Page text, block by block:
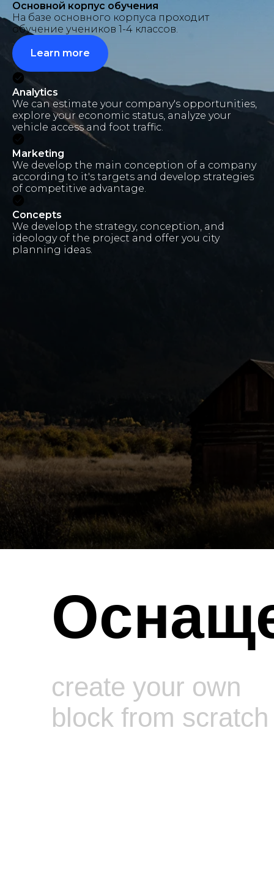
Основной корпус обучения
На базе основного корпуса проходит
обучение учеников 1-4 классов.
Learn more
Analytics
We can estimate your company's opportunities,
explore your economic status, analyze your
vehicle access and foot traffic.
Marketing
We develop the main conception of a company
according to it's targets and develop strategies
of competitive advantage.
Concepts
We develop the strategy, conception, and
ideology of the project and offer you city
planning ideas.
create your own
block from scratch